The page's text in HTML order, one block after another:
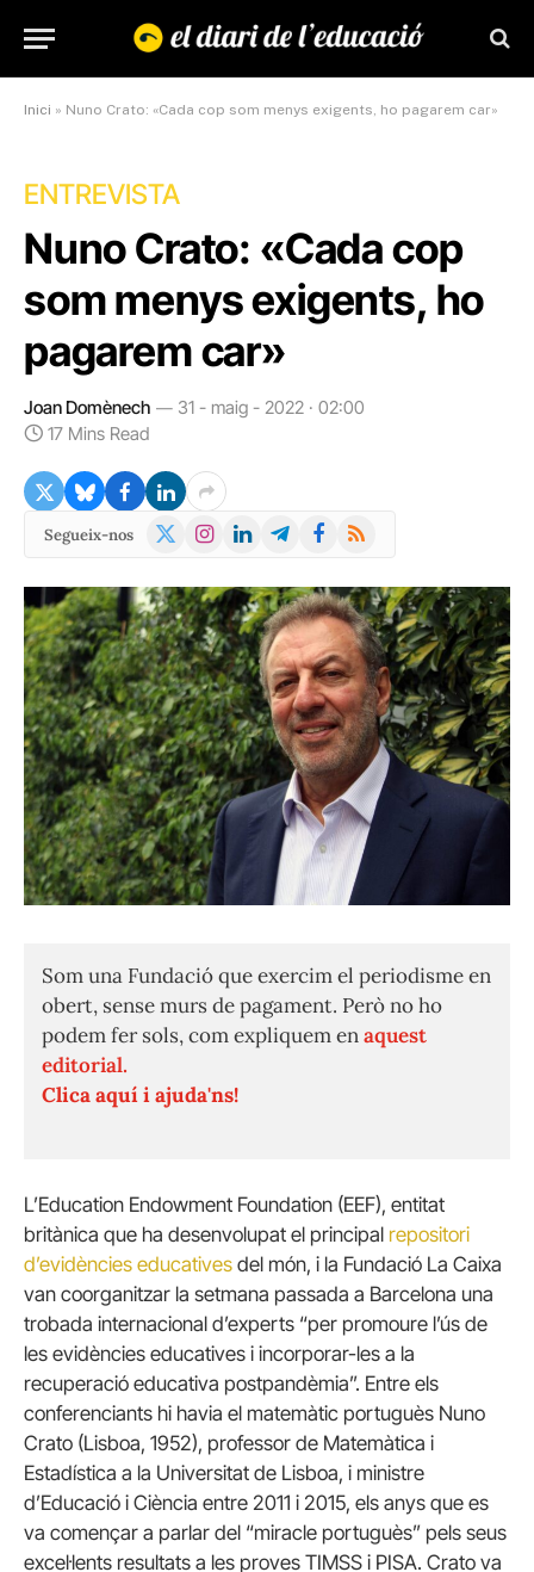
Inici » Nuno Crato: «Cada cop som menys exigents, ho pagarem car»
ENTREVISTA
Nuno Crato: «Cada cop
som menys exigents, ho
pagarem car»
Joan Domènech
31 - maig - 2022 · 02:00
17 Mins Read
Segueix-nos
X
Instagram
LinkedInTelegramFacebook
RSS
Som una Fundació que exercim el periodisme en
obert, sense murs de pagament. Però no ho
podem fer sols, com expliquem enaquest
editorial.
Clica aquí i ajuda'ns!
L’Education Endowment Foundation (EEF), entitat
britànica que ha desenvolupat el principal repositori
d’evidències educatives del món, i la Fundació La Caixa
van coorganitzar la setmana passada a Barcelona una
trobada internacional d’experts “per promoure l’ús de
les evidències educatives i incorporar-les a la
recuperació educativa postpandèmia”. Entre els
conferenciants hi havia el matemàtic portuguès Nuno
Crato (Lisboa, 1952), professor de Matemàtica i
Estadística a la Universitat de Lisboa, i ministre
d’Educació i Ciència entre 2011 i 2015, els anys que es
va començar a parlar del “miracle portuguès” pels seus
excel·lents resultats a les proves TIMSS i PISA. Crato va